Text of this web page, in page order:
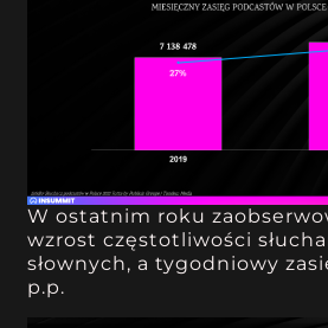
W ostatnim roku
wzrost częstotliwości
słownych, a tygodniowy
p.p.